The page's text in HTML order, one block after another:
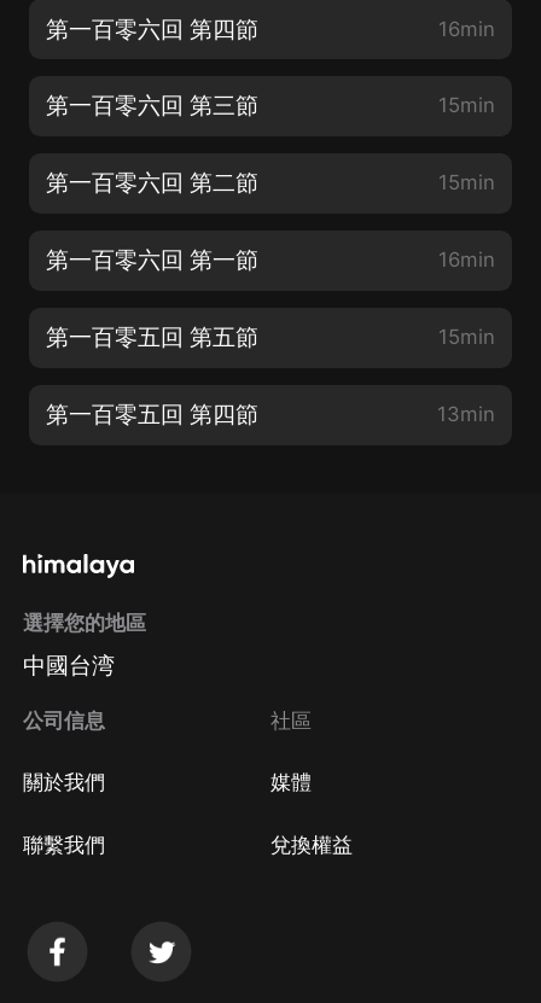
第一百零六回 第四節 16min
第一百零六回 第三節 15min
第一百零六回 第二節 15min
第一百零六回 第一節 16min
第一百零五回 第五節 15min
第一百零五回 第四節 13min
選擇您的地區
中國台湾
公司信息
關於我們
聯繫我們
社區
媒體
兌換權益